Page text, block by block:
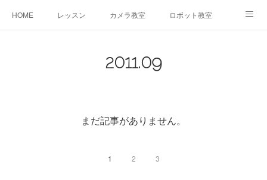
HOME レッスン カメラ教室 ロボット教室
2011.09
まだ記事がありません。
1 2 3